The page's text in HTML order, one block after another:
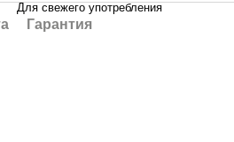
Для свежего употребления
Гарантия